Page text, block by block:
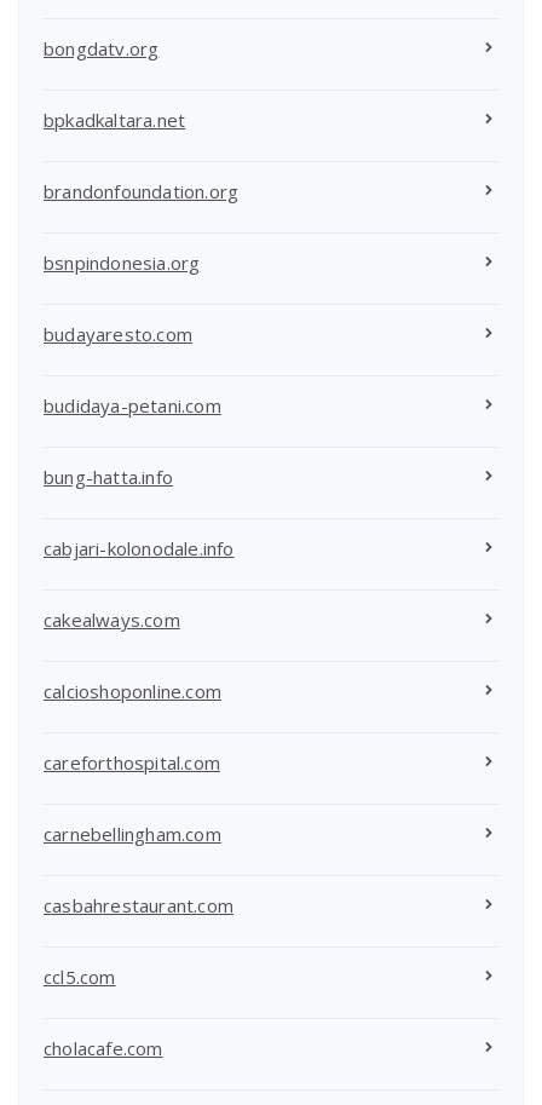
bongdatv.org
bpkadkaltara.net
brandonfoundation.org
bsnpindonesia.org
budayaresto.com
budidaya-petani.com
bung-hatta.info
cabjari-kolonodale.info
cakealways.com
calcioshoponline.com
careforthospital.com
carnebellingham.com
casbahrestaurant.com
ccl5.com
cholacafe.com